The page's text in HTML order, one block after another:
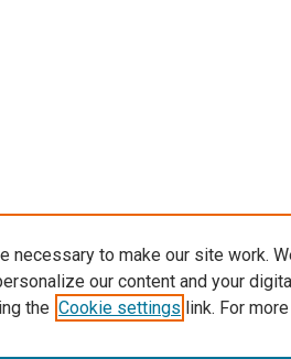
necessary to make our site work.
our content and your
the Cookie settings link. For